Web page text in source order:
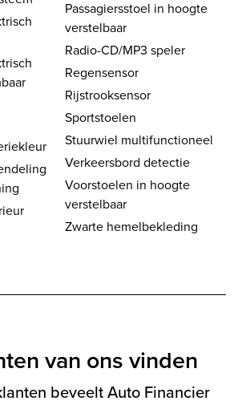
Passagiersstoel in hoogte
verstelbaar
Radio-CD/MP3 speler
Regensensor
Rijstrooksensor
Sportstoelen
Stuurwiel multifunctioneel
Verkeersbord detectie
Voorstoelen in hoogte
verstelbaar
Zwarte hemelbekleding
van ons vinden
beveelt Auto Financier